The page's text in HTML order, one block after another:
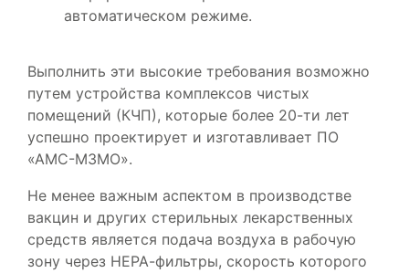
автоматическом режиме.
Выполнить эти высокие требования возможно
путем устройства комплексов чистых
помещений (КЧП), которые более 20-ти лет
успешно проектирует и изготавливает ПО
«АМС-МЗМО».
Не менее важным аспектом в производстве
вакцин и других стерильных лекарственных
средств является подача воздуха в рабочую
зону через НЕРА-фильтры, скорость которого